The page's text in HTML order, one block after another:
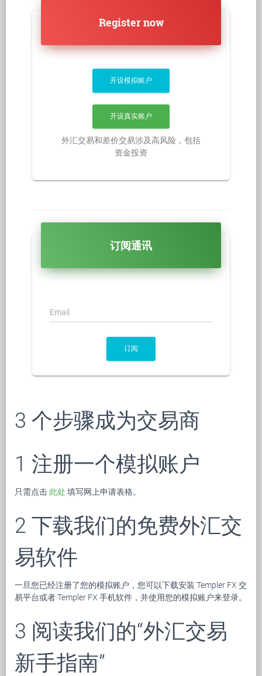
Register now
开设模拟账户
开设真实账户
外汇交易和差价交易涉及高风险，包括
资金投资
订阅通讯
Email
订阅
3 个步骤成为交易商
1 注册一个模拟账户
只需点击 此处 填写网上申请表格。
2 下载我们的免费外汇交
易软件
一旦您已经注册了您的模拟账户，您可以下载安装 Templer FX 交
易平台或者 Templer FX 手机软件，并使用您的模拟账户来登录。
3 阅读我们的“外汇交易
新手指南”